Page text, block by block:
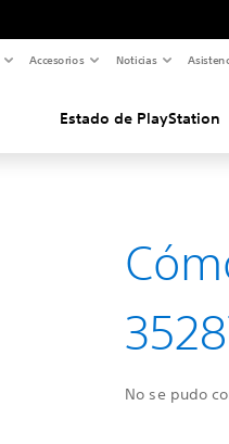
Accesorios Noticias
Estado de PlayStation
No se pudo